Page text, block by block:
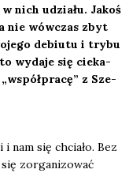
nich udzia­łu. Jakoś
nie wów­czas zbyt
debiu­tu i try­bu
wyda­je się cie­ka­
z Sze­
nam się chcia­ło. Bez
się zor­ga­ni­zo­wać